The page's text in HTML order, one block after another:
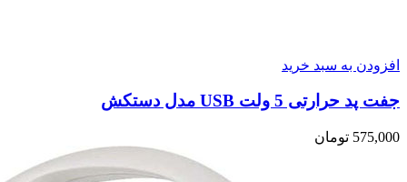
افزودن به سبد خرید
جفت پد حرارتی 5 ولت USB مدل دستکش
575,000 تومان